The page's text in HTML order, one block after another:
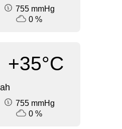
755 mmHg
0 %
+35°C
755 mmHg
0 %